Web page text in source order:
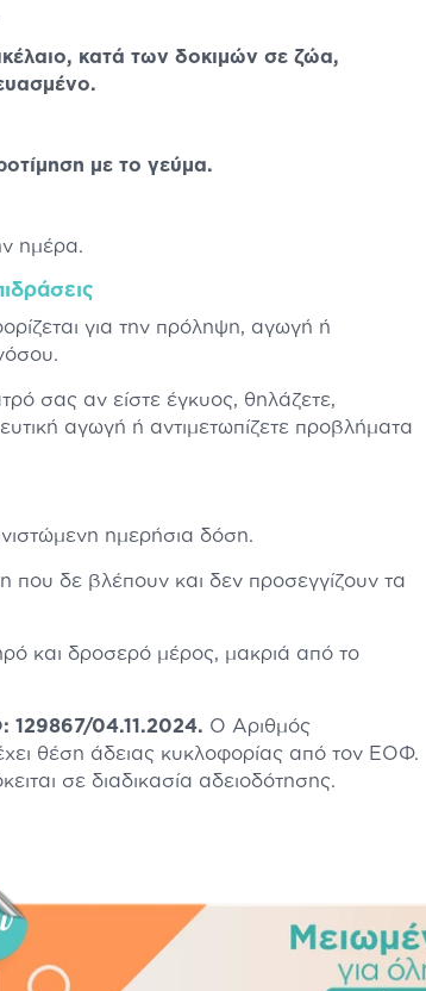
κατά των δοκιμών σε ζώα,
με το γεύμα.
ημέρα.
για την πρόληψη, αγωγή ή
σας αν είστε έγκυος, θηλάζετε,
αγωγή ή αντιμετωπίζετε προβλήματα
ημερήσια δόση.
που δε βλέπουν και δεν προσεγγίζουν τα
και δροσερό μέρος, μακριά από το
04.11.2024. Ο Αριθμός
θέση άδειας κυκλοφορίας από τον ΕΟΦ.
σε διαδικασία αδειοδότησης.